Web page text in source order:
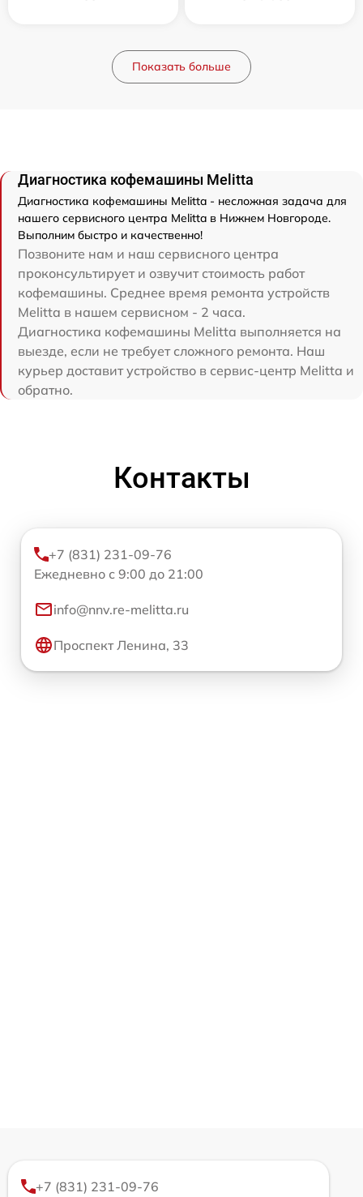
Показать больше
Диагностика кофемашины Melitta
Диагностика кофемашины Melitta - несложная задача для
нашего сервисного центра Melitta в Нижнем Новгороде.
Выполним быстро и качественно!
Позвоните нам и наш сервисного центра
проконсультирует и озвучит стоимость работ
кофемашины. Среднее время ремонта устройств
Melitta в нашем сервисном - 2 часа.
Диагностика кофемашины Melitta выполняется на
выезде, если не требует сложного ремонта. Наш
курьер доставит устройство в сервис-центр Melitta и
обратно.
Контакты
+7 (831) 231-09-76
Ежедневно с 9:00 до 21:00
info@nnv.re-melitta.ru
Проспект Ленина, 33
+7 (831) 231-09-76